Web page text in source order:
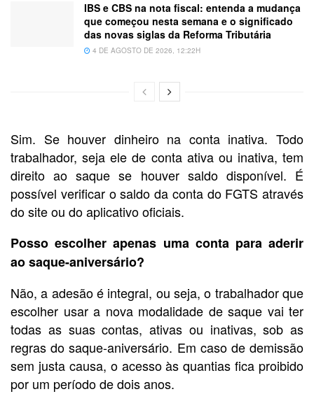
IBS e CBS na nota fiscal: entenda a mudança
que começou nesta semana e o significado
das novas siglas da Reforma Tributária
4 DE AGOSTO DE 2026, 12:22H
Sim. Se houver dinheiro na conta inativa. Todo
trabalhador, seja ele de conta ativa ou inativa, tem
direito ao saque se houver saldo disponível. É
possível verificar o saldo da conta do FGTS através
do site ou do aplicativo oficiais.
Posso escolher apenas uma conta para aderir
ao saque-aniversário?
Não, a adesão é integral, ou seja, o trabalhador que
escolher usar a nova modalidade de saque vai ter
todas as suas contas, ativas ou inativas, sob as
regras do saque-aniversário. Em caso de demissão
sem justa causa, o acesso às quantias fica proibido
por um período de dois anos.